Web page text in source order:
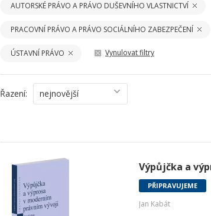
AUTORSKÉ PRÁVO A PRÁVO DUŠEVNÍHO VLASTNICTVÍ
PRACOVNÍ PRÁVO A PRÁVO SOCIÁLNÍHO ZABEZPEČENÍ
ÚSTAVNÍ PRÁVO Vynulovat filtry
Řazení: nejnovější
Výpůjčka a
PŘIPRAVUJEME
Jan Kabát